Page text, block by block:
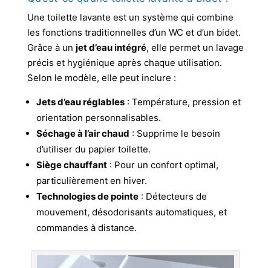
Une toilette lavante est un système qui combine
les fonctions traditionnelles d’un WC et d’un bidet.
Grâce à un jet d’eau intégré, elle permet un lavage
précis et hygiénique après chaque utilisation.
Selon le modèle, elle peut inclure :
Jets d’eau réglables: Température, pression et
orientation personnalisables.
Séchage à l’air chaud : Supprime le besoin
d’utiliser du papier toilette.
Siège chauffant: Pour un confort optimal,
particulièrement en hiver.
Technologies de pointe: Détecteurs de
mouvement, désodorisants automatiques, et
commandes à distance.